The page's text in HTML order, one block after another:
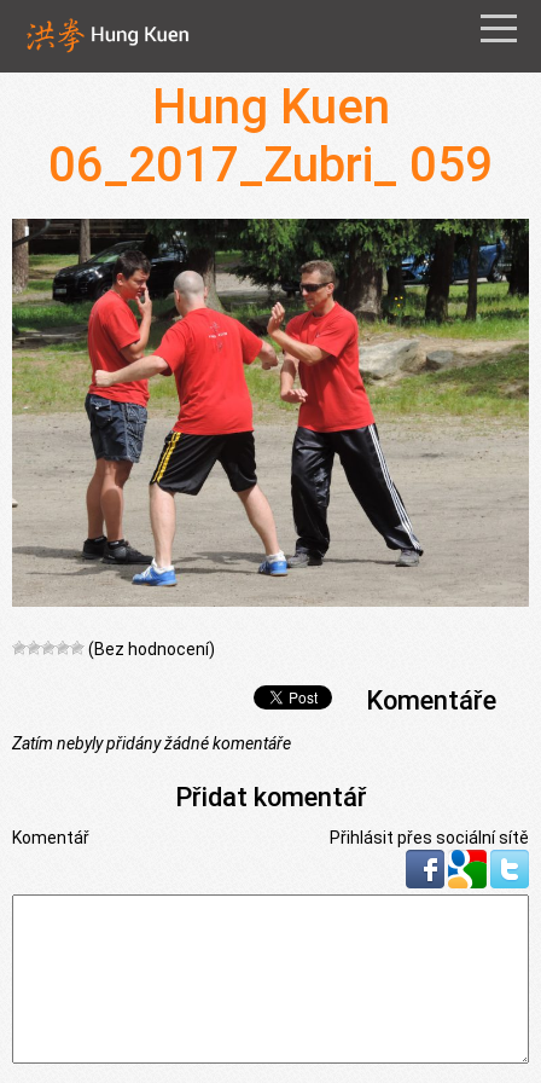
Hung Kuen
06_2017_Zubri_ 059
(Bez hodnocení)
Komentáře
Zatím nebyly přidány žádné komentáře
Přidat komentář
Přihlásit přes sociální sítě
Komentář